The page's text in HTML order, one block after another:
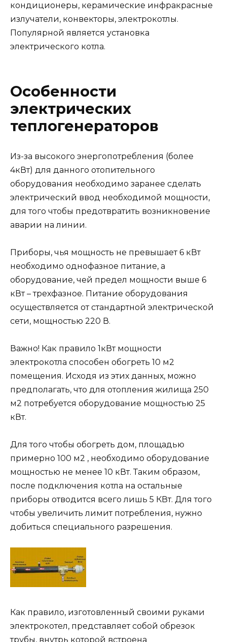
кондиционеры, керамические инфракрасные
излучатели, конвекторы, электрокотлы.
Популярной является установка
электрического котла.
Особенности
электрических
теплогенераторов
Из-за высокого энергопотребления (более
4кВт) для данного отопительного
оборудования необходимо заранее сделать
электрический ввод необходимой мощности,
для того чтобы предотвратить возникновение
аварии на линии.
Приборы, чья мощность не превышает 6 кВт
необходимо однофазное питание, а
оборудование, чей предел мощности выше 6
кВт – трехфазное. Питание оборудования
осуществляется от стандартной электрической
сети, мощностью 220 В.
Важно! Как правило 1кВт мощности
электрокотла способен обогреть 10 м2
помещения. Исходя из этих данных, можно
предполагать, что для отопления жилища 250
м2 потребуется оборудование мощностью 25
кВт.
Для того чтобы обогреть дом, площадью
примерно 100 м2 , необходимо оборудование
мощностью не менее 10 кВт. Таким образом,
после подключения котла на остальные
приборы отводится всего лишь 5 КВт. Для того
чтобы увеличить лимит потребления, нужно
добиться специального разрешения.
Как правило, изготовленный своими руками
электрокотел, представляет собой обрезок
трубы, внутрь которой встроена